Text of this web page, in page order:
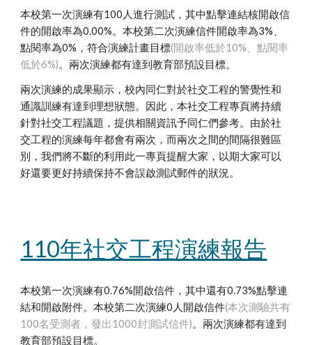
本校第一次演練有100人進行測試，其中點擊連結核開啟信
件的開啟率為0.00%。本校第二次演練信件開啟率為3%、
點閱率為0%，符合演練計畫目標(開啟率低於10%、點閱率
低於6%)。兩次演練都有達到教育部預設目標。
兩次演練的成果顯示 ，校內同仁對於社交工程的警覺性和
通識訓練有達到理想狀態。因此，本社交工程專頁將持續
針對社交工程議題，提供相關資訊予同仁們參考。由於社
交工程的演練每年都會有兩次，而兩次之間的間隔很難區
別 ，我們將不斷的利用此一專頁提醒大家，以期大家可以
好還要更好持續保持不會誤啟測試郵件的狀況。
110年社交工程演練報告
本校第一次演練有0.76%開啟信件 ，其中還有0.73%點擊連
結和開啟附件。本校第二次演練0人開啟信件(本次測驗共有
100名受測者，發出1000封測試信件)。兩次演練都有達到
教育部預設目標。